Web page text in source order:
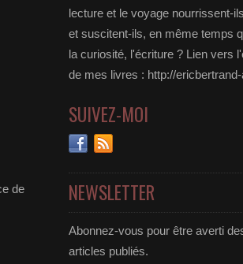
de
lecture et le voyage nourrissent-
et suscitent-ils, en même temps
la curiosité, l'écriture ? Lien vers
de mes livres : http://
SUIVEZ-MOI
NEWSLETTER
Abonnez-vous pour être averti
articles publiés.